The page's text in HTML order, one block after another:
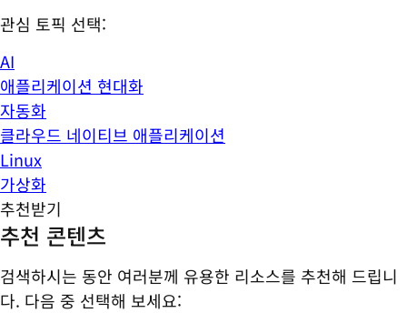
관심 토픽 선택:
AI
애플리케이션 현대화
자동화
클라우드 네이티브 애플리케이션
Linux
가상화
추천받기
추천 콘텐츠
검색하시는 동안 여러분께 유용한 리소스를 추천해 드립니
다. 다음 중 선택해 보세요: